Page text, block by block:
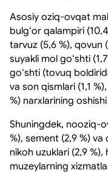
Asosiy oziq-ovqat
bulgʻor qalampiri
tarvuz (5,6 %), qovun
suyakli mol goʻshti
goʻshti (tovuq
va son qismlari (1,1
%) narxlarining
Shuningdek, nooziq-
%), sement (2,9 %)
nikoh uzuklari (2,9
muzeylarning